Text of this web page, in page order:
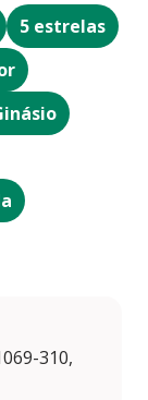
5 estrelas
310,